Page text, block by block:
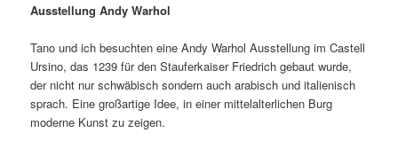
Ausstellung Andy Warhol
Tano und ich besuchten eine Andy Warhol Ausstellung im Castell
Ursino, das 1239 für den Stauferkaiser Friedrich gebaut wurde,
der nicht nur schwäbisch sondern auch arabisch und italienisch
sprach. Eine großartige Idee, in einer mittelalterlichen Burg
moderne Kunst zu zeigen.